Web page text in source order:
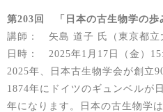
第203回 「日本の古生物学の歩
講師： 矢島 道子 氏（東京都立
日時： 2025年1月17日（金）
2025年、日本古生物学会が創立
1874年にドイツのギュンベルが
年になります。日本の古生物学